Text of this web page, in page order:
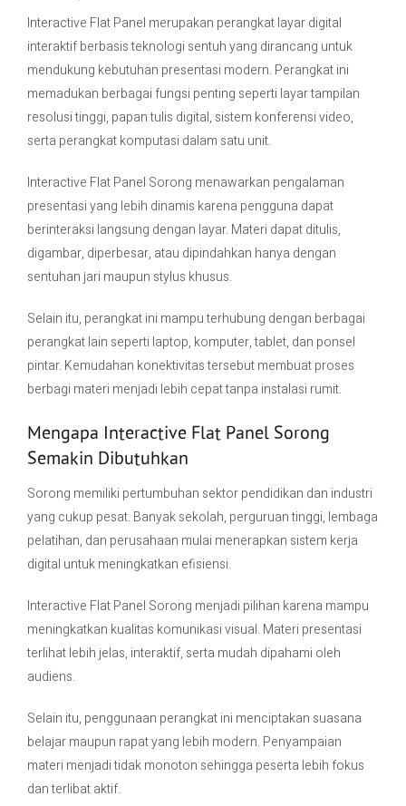
Interactive Flat Panel merupakan perangkat layar digital
interaktif berbasis teknologi sentuh yang dirancang untuk
mendukung kebutuhan presentasi modern. Perangkat ini
memadukan berbagai fungsi penting seperti layar tampilan
resolusi tinggi, papan tulis digital, sistem konferensi video,
serta perangkat komputasi dalam satu unit.
Interactive Flat Panel Sorong menawarkan pengalaman
presentasi yang lebih dinamis karena pengguna dapat
berinteraksi langsung dengan layar. Materi dapat ditulis,
digambar, diperbesar, atau dipindahkan hanya dengan
sentuhan jari maupun stylus khusus.
Selain itu, perangkat ini mampu terhubung dengan berbagai
perangkat lain seperti laptop, komputer, tablet, dan ponsel
pintar. Kemudahan konektivitas tersebut membuat proses
berbagi materi menjadi lebih cepat tanpa instalasi rumit.
Mengapa Interactive Flat Panel Sorong
Semakin Dibutuhkan
Sorong memiliki pertumbuhan sektor pendidikan dan industri
yang cukup pesat. Banyak sekolah, perguruan tinggi, lembaga
pelatihan, dan perusahaan mulai menerapkan sistem kerja
digital untuk meningkatkan efisiensi.
Interactive Flat Panel Sorong menjadi pilihan karena mampu
meningkatkan kualitas komunikasi visual. Materi presentasi
terlihat lebih jelas, interaktif, serta mudah dipahami oleh
audiens.
Selain itu, penggunaan perangkat ini menciptakan suasana
belajar maupun rapat yang lebih modern. Penyampaian
materi menjadi tidak monoton sehingga peserta lebih fokus
dan terlibat aktif.